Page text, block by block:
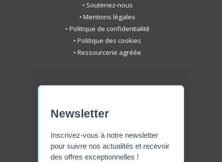
• Soutenez-nous
• Mentions légales
• Politique de confidentialité
• Politique des cookies
• Ressourcerie agréée
Newsletter
Inscrivez-vous à notre newsletter
pour suivre nos actualités et recevoir
des offres exceptionnelles !